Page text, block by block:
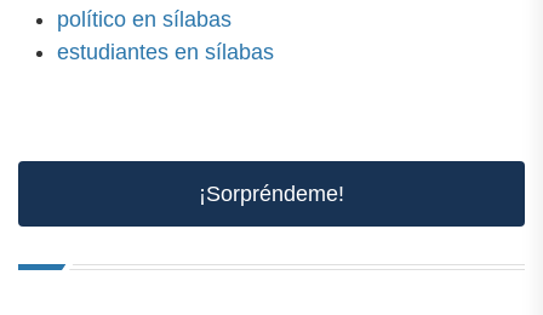
político en sílabas
estudiantes en sílabas
¡Sorpréndeme!